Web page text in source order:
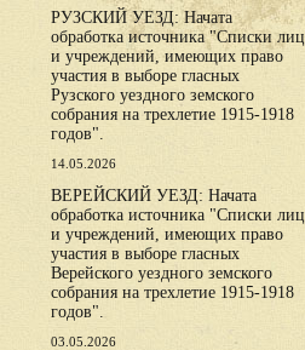
РУЗСКИЙ УЕЗД: Начата
обработка источника "Списки лиц
и учреждений, имеющих право
участия в выборе гласных
Рузского уездного земского
собрания на трехлетие 1915-1918
годов".
14.05.2026
ВЕРЕЙСКИЙ УЕЗД: Начата
обработка источника "Списки лиц
и учреждений, имеющих право
участия в выборе гласных
Верейского уездного земского
собрания на трехлетие 1915-1918
годов".
03.05.2026